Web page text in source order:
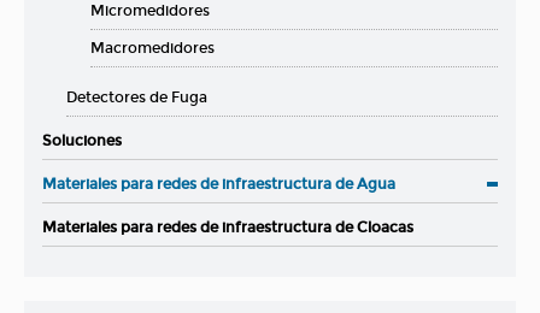
CONTACTO
ACCESOS
Micromedidores
Macromedidores
Detectores de Fuga
Soluciones
Materiales para redes de infraestructura de Agua
Materiales para redes de infraestructura de Cloacas